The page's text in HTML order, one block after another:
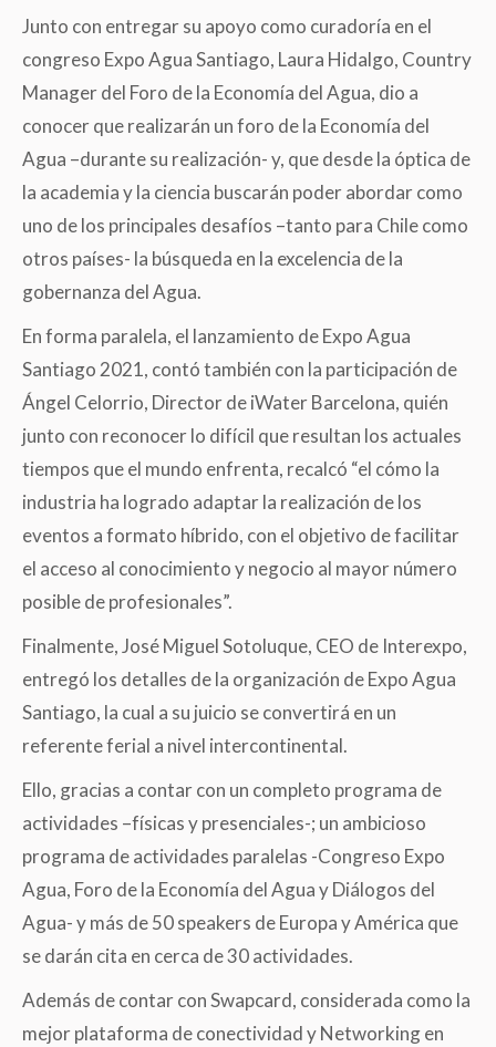
Junto con entregar su apoyo como curadoría en el
congreso Expo Agua Santiago, Laura Hidalgo, Country
Manager del Foro de la Economía del Agua, dio a
conocer que realizarán un foro de la Economía del
Agua –durante su realización- y, que desde la óptica de
la academia y la ciencia buscarán poder abordar como
uno de los principales desafíos –tanto para Chile como
otros países- la búsqueda en la excelencia de la
gobernanza del Agua.
En forma paralela, el lanzamiento de Expo Agua
Santiago 2021, contó también con la participación de
Ángel Celorrio, Director de iWater Barcelona, quién
junto con reconocer lo difícil que resultan los actuales
tiempos que el mundo enfrenta, recalcó “el cómo la
industria ha logrado adaptar la realización de los
eventos a formato híbrido, con el objetivo de facilitar
el acceso al conocimiento y negocio al mayor número
posible de profesionales”.
Finalmente, José Miguel Sotoluque, CEO de Interexpo,
entregó los detalles de la organización de Expo Agua
Santiago, la cual a su juicio se convertirá en un
referente ferial a nivel intercontinental.
Ello, gracias a contar con un completo programa de
actividades –físicas y presenciales-; un ambicioso
programa de actividades paralelas -Congreso Expo
Agua, Foro de la Economía del Agua y Diálogos del
Agua- y más de 50 speakers de Europa y América que
se darán cita en cerca de 30 actividades.
Además de contar con Swapcard, considerada como la
mejor plataforma de conectividad y Networking en